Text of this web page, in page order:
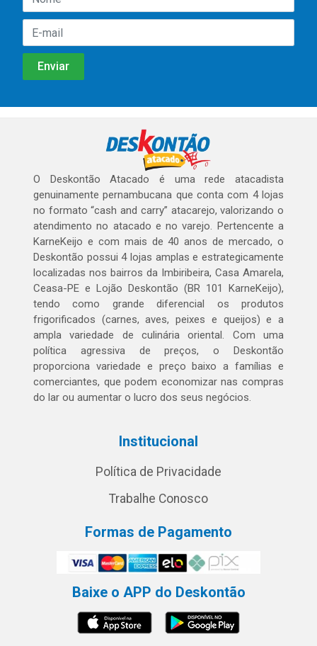
O Deskontão Atacado é uma rede atacadista
genuinamente pernambucana que conta com 4 lojas
no formato “cash and carry” atacarejo, valorizando o
atendimento no atacado e no varejo. Pertencente a
KarneKeijo e com mais de 40 anos de mercado, o
Deskontão possui 4 lojas amplas e estrategicamente
localizadas nos bairros da Imbiribeira, Casa Amarela,
Ceasa-PE e Lojão Deskontão (BR 101 KarneKeijo),
tendo como grande diferencial os produtos
frigorificados (carnes, aves, peixes e queijos) e a
ampla variedade de culinária oriental. Com uma
política agressiva de preços, o Deskontão
proporciona variedade e preço baixo a famílias e
comerciantes, que podem economizar nas compras
do lar ou aumentar o lucro dos seus negócios.
Institucional
Política de Privacidade
Trabalhe Conosco
Formas de Pagamento
Baixe o APP do Deskontão